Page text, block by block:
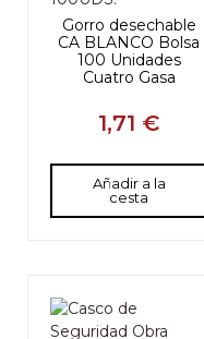
Gorro desechable
CA BLANCO Bolsa
100 Unidades
Cuatro Gasa
1,71 €
Añadir a la
cesta